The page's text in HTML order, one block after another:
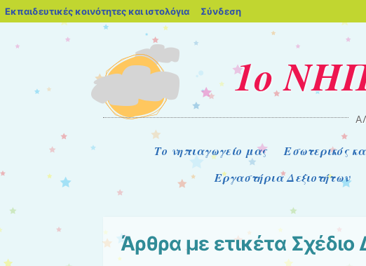
Εκπαιδευτικές κοινότητες και ιστολόγια blogs.sch.gr
Σύνδεση
1ο
Μενού
Μετάβαση στο περιεχόμενο
Το νηπιαγωγείο μας Εσωτερικός
Εργαστήρια Δεξιοτήτων
Άρθρα με ετικέτα Σχέδιο